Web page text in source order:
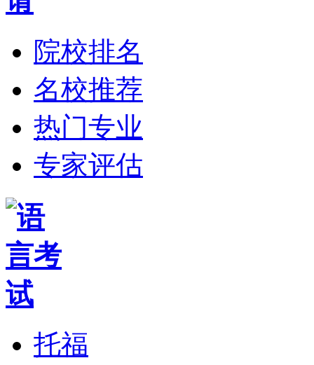
院校排名
名校推荐
热门专业
专家评估
托福